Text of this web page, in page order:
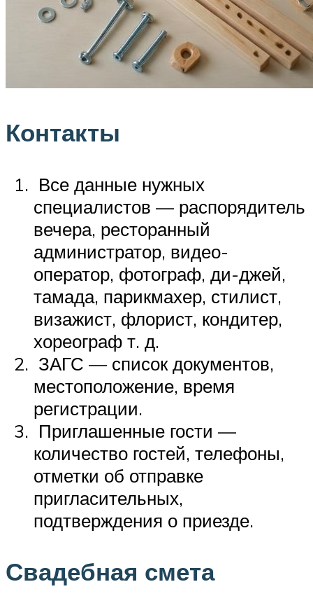
Контакты
Все данные нужных
специалистов — распорядитель
вечера, ресторанный
администратор, видео-
оператор, фотограф, ди-джей,
тамада, парикмахер, стилист,
визажист, флорист, кондитер,
хореограф т. д.
ЗАГС — список документов,
местоположение, время
регистрации.
Приглашенные гости —
количество гостей, телефоны,
отметки об отправке
пригласительных,
подтверждения о приезде.
Свадебная смета